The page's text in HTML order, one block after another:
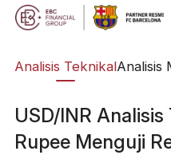
Analisis TeknikalAnalisis
USD/INR
Rupee Menguji